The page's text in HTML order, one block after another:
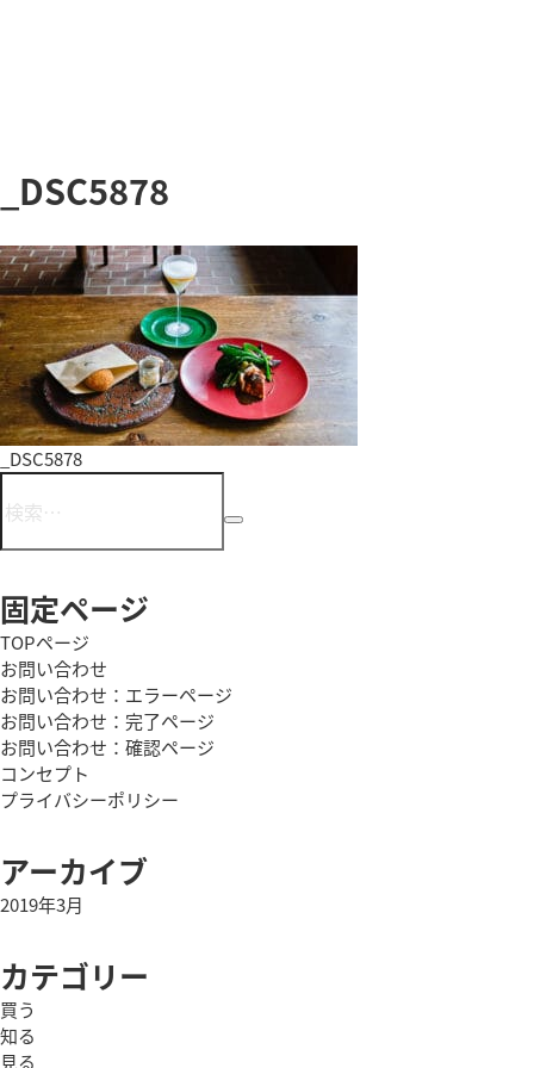
_DSC5878
投
稿
ナ
ビ
ゲ
ー
シ
ョ
ン
_DSC5878
検
固定ページ
TOPページ
お問い合わせ
お問い合わせ：エラーページ
お問い合わせ：完了ページ
お問い合わせ：確認ページ
コンセプト
プライバシーポリシー
アーカイブ
2019年3月
カテゴリー
買う
知る
見る